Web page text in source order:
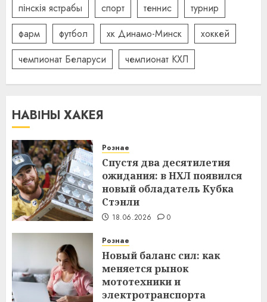
пінскія ястрабы
спорт теннис
турнир
фарм
футбол хк Динамо-Минск
хоккей
чемпионат Беларуси
чемпионат КХЛ
НАВІНЫ ХАКЕЯ
Рознае
Спустя два десятилетия
ожидания: в НХЛ появился
новый обладатель Кубка
Стэнли
18.06.2026 0
Рознае
Новый баланс сил: как
меняется рынок
мототехники и
электротранспорта